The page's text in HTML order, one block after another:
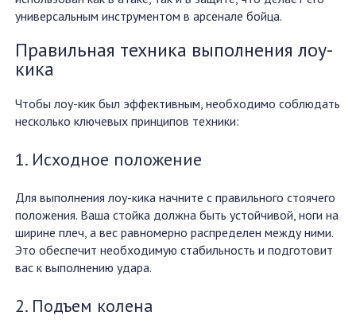
универсальным инструментом в арсенале бойца.
Правильная техника выполнения лоу-
кика
Чтобы лоу-кик был эффективным, необходимо соблюдать
несколько ключевых принципов техники:
1. Исходное положение
Для выполнения лоу-кика начните с правильного стоячего
положения. Ваша стойка должна быть устойчивой, ноги на
ширине плеч, а вес равномерно распределен между ними.
Это обеспечит необходимую стабильность и подготовит
вас к выполнению удара.
2. Подъем колена